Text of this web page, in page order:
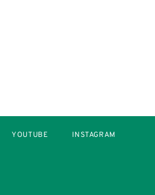
YOUTUBE INSTAGRAM